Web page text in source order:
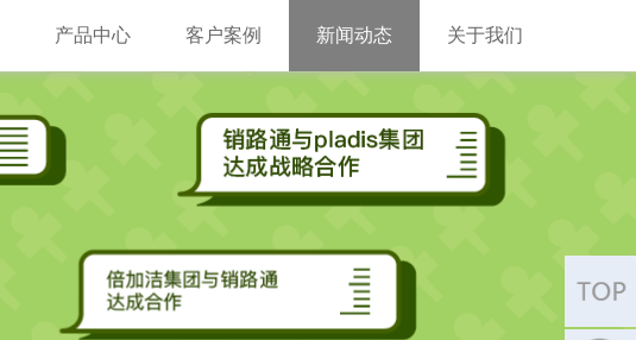
产品中心 客户案例 新闻动态 关于我们